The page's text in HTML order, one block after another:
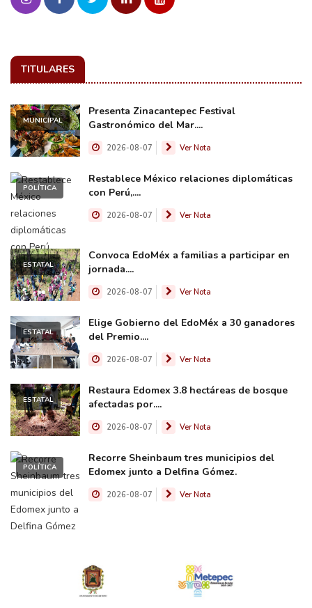
TITULARES
MUNICIPAL
Presenta Zinacantepec Festival
Gastronómico del Mar....
2026-08-07 Ver Nota
POLÍTICA
Restablece México relaciones diplomáticas
con Perú,....
2026-08-07 Ver Nota
ESTATAL
Convoca EdoMéx a familias a participar en
jornada....
2026-08-07 Ver Nota
ESTATAL
Elige Gobierno del EdoMéx a 30 ganadores
del Premio....
2026-08-07 Ver Nota
ESTATAL
Restaura Edomex 3.8 hectáreas de bosque
afectadas por....
2026-08-07 Ver Nota
POLÍTICA
Recorre Sheinbaum tres municipios del
Edomex junto a Delfina Gómez.
2026-08-07 Ver Nota